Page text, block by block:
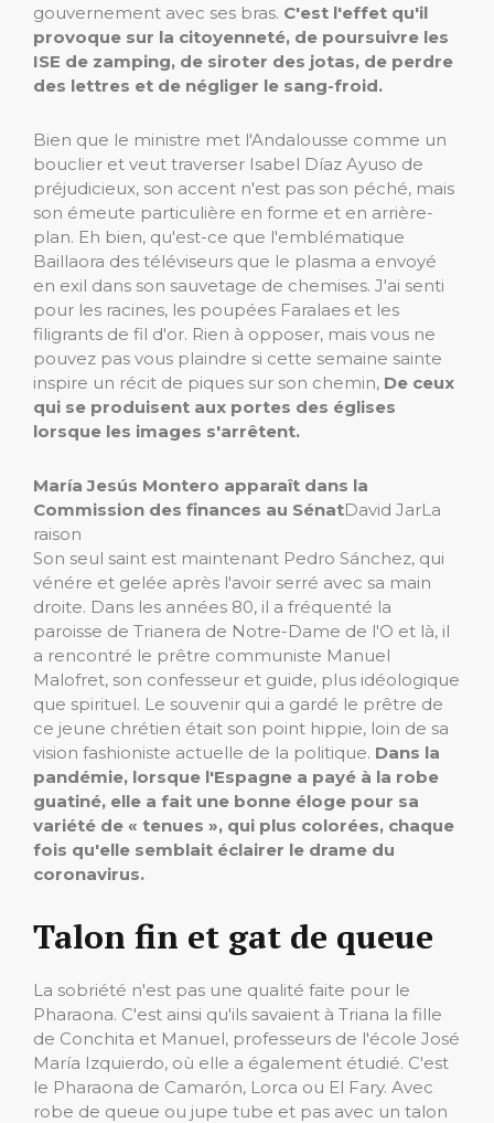
gouvernement avec ses bras. C'est l'effet qu'il
provoque sur la citoyenneté, de poursuivre les
ISE de zamping, de siroter des jotas, de perdre
des lettres et de négliger le sang-froid.
Bien que le ministre met l'Andalousse comme un
bouclier et veut traverser Isabel Díaz Ayuso de
préjudicieux, son accent n'est pas son péché, mais
son émeute particulière en forme et en arrière-
plan. Eh bien, qu'est-ce que l'emblématique
Baillaora des téléviseurs que le plasma a envoyé
en exil dans son sauvetage de chemises. J'ai senti
pour les racines, les poupées Faralaes et les
filigrants de fil d'or. Rien à opposer, mais vous ne
pouvez pas vous plaindre si cette semaine sainte
inspire un récit de piques sur son chemin, De ceux
qui se produisent aux portes des églises
lorsque les images s'arrêtent.
María Jesús Montero apparaît dans la
Commission des finances au SénatDavid JarLa
raison
Son seul saint est maintenant Pedro Sánchez, qui
vénére et gelée après l'avoir serré avec sa main
droite. Dans les années 80, il a fréquenté la
paroisse de Trianera de Notre-Dame de l'O et là, il
a rencontré le prêtre communiste Manuel
Malofret, son confesseur et guide, plus idéologique
que spirituel. Le souvenir qui a gardé le prêtre de
ce jeune chrétien était son point hippie, loin de sa
vision fashioniste actuelle de la politique. Dans la
pandémie, lorsque l'Espagne a payé à la robe
guatiné, elle a fait une bonne éloge pour sa
variété de « tenues », qui plus colorées, chaque
fois qu'elle semblait éclairer le drame du
coronavirus.
Talon fin et gat de queue
La sobriété n'est pas une qualité faite pour le
Pharaona. C'est ainsi qu'ils savaient à Triana la fille
de Conchita et Manuel, professeurs de l'école José
María Izquierdo, où elle a également étudié. C'est
le Pharaona de Camarón, Lorca ou El Fary. Avec
robe de queue ou jupe tube et pas avec un talon